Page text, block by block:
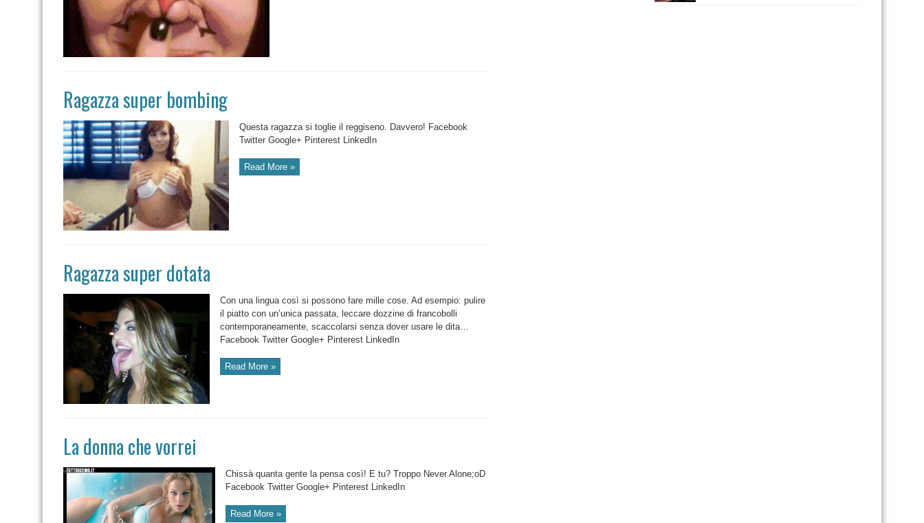
Ragazza super bombing
Questa ragazza si toglie il reggiseno. Davvero! Facebook
Twitter Google+ Pinterest LinkedIn
Read More »
Ragazza super dotata
Con una lingua così si possono fare mille cose. Ad esempio: pulire
il piatto con un’unica passata, leccare dozzine di francobolli
contemporaneamente, scaccolarsi senza dover usare le dita…
Facebook Twitter Google+ Pinterest LinkedIn
Read More »
La donna che vorrei
Chissà quanta gente la pensa così! E tu? Troppo Never Alone;oD
Facebook Twitter Google+ Pinterest LinkedIn
Read More »